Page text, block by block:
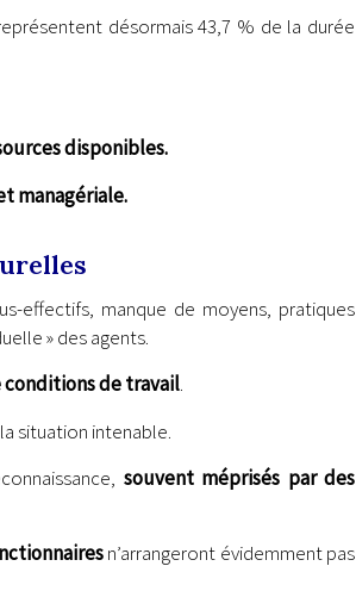
désormais 43,7 % de la durée
disponibles.
managériale.
effectifs, manque de moyens, pratiques
» des agents.
conditions de travail.
situation intenable.
souvent méprisés par des
n’arrangeront évidemment pas